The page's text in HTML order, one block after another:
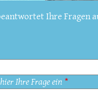
Ihre Fragen
Ihre Frage ein